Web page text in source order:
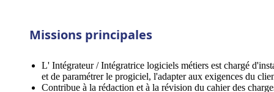
Missions principales
L' Intégrateur / Intégratrice logiciels métiers est chargé
et de paramétrer le progiciel, l'adapter aux exigences du
Contribue à la rédaction et à la révision du cahier des